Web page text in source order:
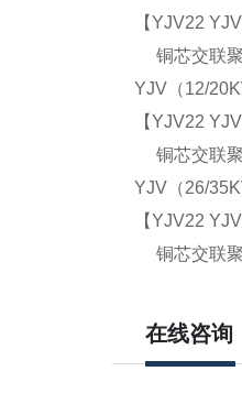
【YJV22
铜芯交联聚
YJV（12/
【YJV22
铜芯交联聚
YJV（26/
【YJV22
铜芯交联聚
在线咨询